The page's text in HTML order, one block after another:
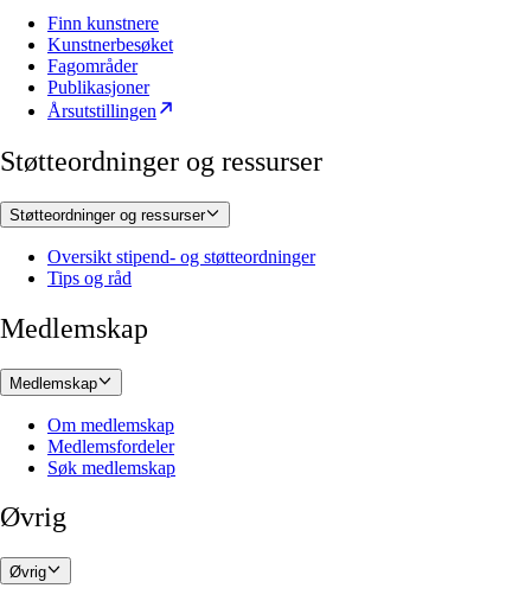
Finn kunstnere
Kunstnerbesøket
Fagområder
Publikasjoner
Årsutstillingen
Støtteordninger og ressurser
Støtteordninger og ressurser
Oversikt stipend- og støtteordninger
Tips og råd
Medlemskap
Medlemskap
Om medlemskap
Medlemsfordeler
Søk medlemskap
Øvrig
Øvrig